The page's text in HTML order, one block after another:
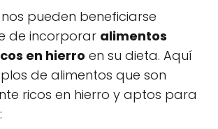
pueden beneficiarse
de incorporar alimentos
en hierro en su dieta. Aquí
de alimentos que son
ricos en hierro y aptos para